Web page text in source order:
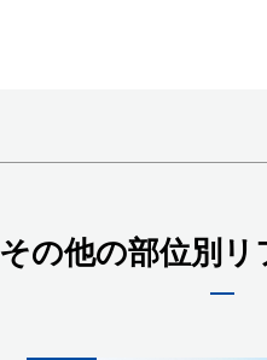
その他の部位別リ